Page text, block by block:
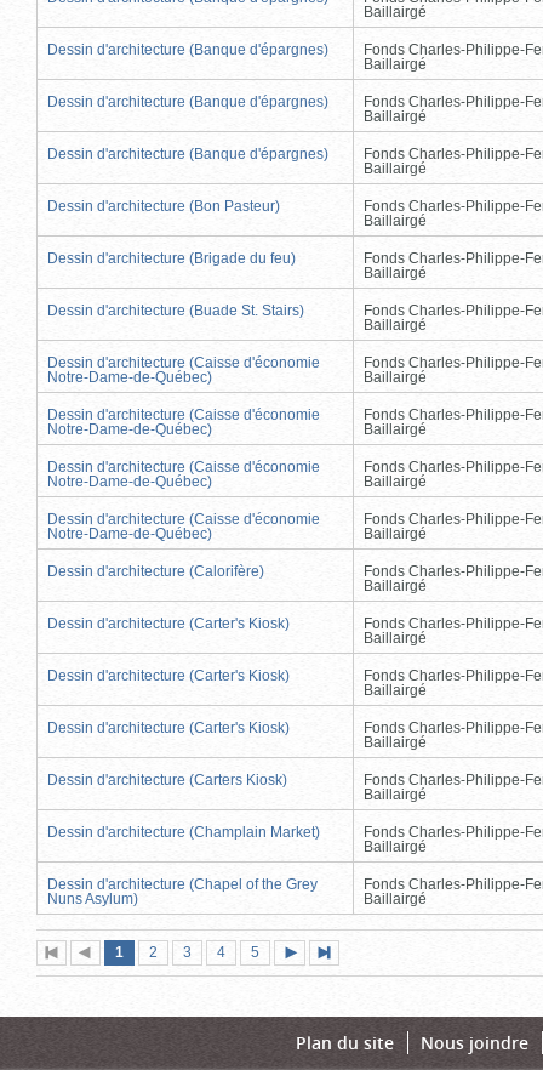
Baillairgé
Dessin d'architecture (Banque d'épargnes)
Fonds Charles-Philippe-
Baillairgé
Dessin d'architecture (Banque d'épargnes)
Fonds Charles-Philippe-
Baillairgé
Dessin d'architecture (Banque d'épargnes)
Fonds Charles-Philippe-
Baillairgé
Dessin d'architecture (Bon Pasteur)
Fonds Charles-Philippe-
Baillairgé
Dessin d'architecture (Brigade du feu)
Fonds Charles-Philippe-
Baillairgé
Dessin d'architecture (Buade St. Stairs)
Fonds Charles-Philippe-
Baillairgé
Dessin d'architecture (Caisse d'économie
Notre-Dame-de-Québec)
Fonds Charles-Philippe-
Baillairgé
Dessin d'architecture (Caisse d'économie
Notre-Dame-de-Québec)
Fonds Charles-Philippe-
Baillairgé
Dessin d'architecture (Caisse d'économie
Notre-Dame-de-Québec)
Fonds Charles-Philippe-
Baillairgé
Dessin d'architecture (Caisse d'économie
Notre-Dame-de-Québec)
Fonds Charles-Philippe-
Baillairgé
Dessin d'architecture (Calorifère)
Fonds Charles-Philippe-
Baillairgé
Dessin d'architecture (Carter's Kiosk)
Fonds Charles-Philippe-
Baillairgé
Dessin d'architecture (Carter's Kiosk)
Fonds Charles-Philippe-
Baillairgé
Dessin d'architecture (Carter's Kiosk)
Fonds Charles-Philippe-
Baillairgé
Dessin d'architecture (Carters Kiosk)
Fonds Charles-Philippe-
Baillairgé
Dessin d'architecture (Champlain Market)
Fonds Charles-Philippe-
Baillairgé
Dessin d'architecture (Chapel of the Grey
Nuns Asylum)
Fonds Charles-Philippe-
Baillairgé
Première
page
Page
précédente
Page
1 (page
actuelle)
Page
2 Page
3 Page
4 Page
5
suivante
page
Plan du site Nous joindre